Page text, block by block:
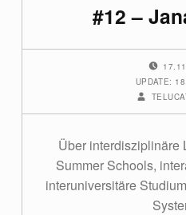
#12 –
UPDATE:
Über interdisziplinäre
Summer Schools,
interuniversitäre